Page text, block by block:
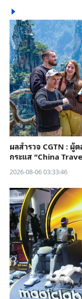
ผลสำรวจ CGTN : ผู้
กระแส “China
2026-08-06 03:33:46